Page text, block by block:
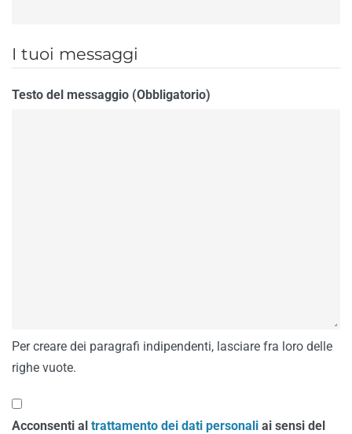
I tuoi messaggi
Testo del messaggio (Obbligatorio)
Per creare dei paragrafi indipendenti, lasciare fra loro delle
righe vuote.
Acconsenti al trattamento dei dati personali ai sensi del